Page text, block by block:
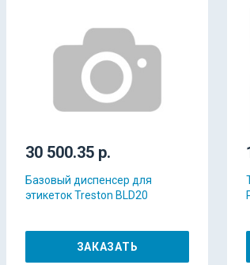
30 500.35 р.
Базовый диспенсер для
этикеток Treston BLD20
ЗАКАЗАТЬ